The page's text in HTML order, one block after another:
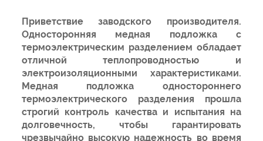
Приветствие заводского производителя.
Односторонняя медная подложка с
термоэлектрическим разделением обладает
отличной теплопроводностью и
электроизоляционными характеристиками.
Медная подложка одностороннего
термоэлектрического разделения прошла
строгий контроль качества и испытания на
долговечность, чтобы гарантировать
чрезвычайно высокую надежность во время